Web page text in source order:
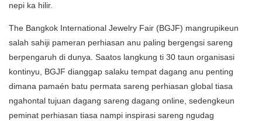
nepi ka hilir.
The Bangkok International Jewelry Fair (BGJF) mangrupikeun
salah sahiji pameran perhiasan anu paling bergengsi sareng
berpengaruh di dunya. Saatos langkung ti 30 taun organisasi
kontinyu, BGJF dianggap salaku tempat dagang anu penting
dimana pamaén batu permata sareng perhiasan global tiasa
ngahontal tujuan dagang sareng dagang online, sedengkeun
peminat perhiasan tiasa nampi inspirasi sareng ngudag